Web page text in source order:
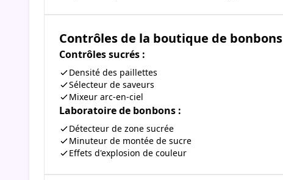
Contrôles de la boutique de bonbons
Contrôles sucrés :
Densité des paillettes
Sélecteur de saveurs
Mixeur arc-en-ciel
Laboratoire de bonbons :
Détecteur de zone sucrée
Minuteur de montée de sucre
Effets d'explosion de couleur